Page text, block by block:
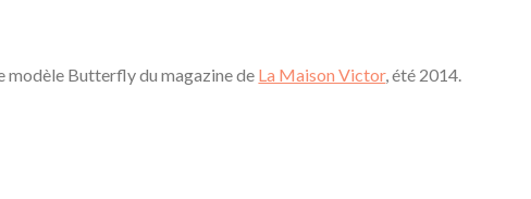
modèle Butterfly du magazine de La Maison Victor, été 2014.